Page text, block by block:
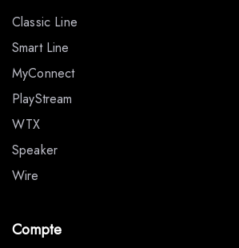
Classic Line
Smart Line
MyConnect
PlayStream
WTX
Speaker
Wire
Compte